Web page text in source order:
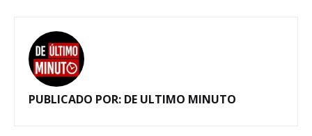
PUBLICADO POR: DE ULTIMO MINUTO